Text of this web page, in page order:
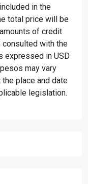
in the
total price will be
of credit
consulted with the
expressed in USD
may vary
place and date
legislation.